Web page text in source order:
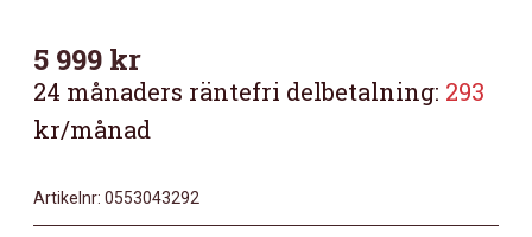
5 999 kr
24 månaders räntefri delbetalning: 293
kr/månad
Artikelnr: 0553043292